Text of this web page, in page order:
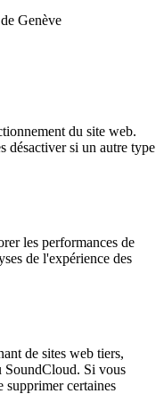
Genève
du site web.
désactiver si un autre type
les performances de
de l'expérience des
de sites web tiers,
SoundCloud. Si vous
supprimer certaines